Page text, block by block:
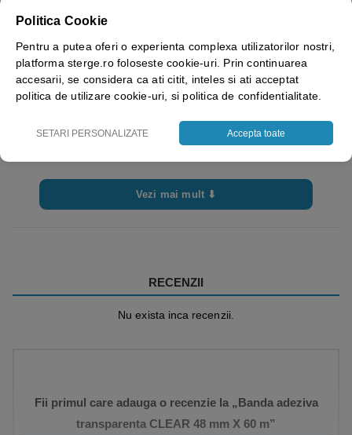
Latime 48 mm
Vezi mai mult ⬇
RECENZII
Nu exista inca recenzii.
Fii primul care adauga o recenzie la „Banda adeziva
transparenta CLEAR 48 mm X 60 m”
Politica Cookie
Pentru a putea oferi o experienta complexa utilizatorilor nostri,
platforma sterge.ro foloseste cookie-uri. Prin continuarea
accesarii, se considera ca ati citit, inteles si ati acceptat
politica de utilizare cookie-uri, si politica de confidentialitate.
SETARI PERSONALIZATE Accepta toate